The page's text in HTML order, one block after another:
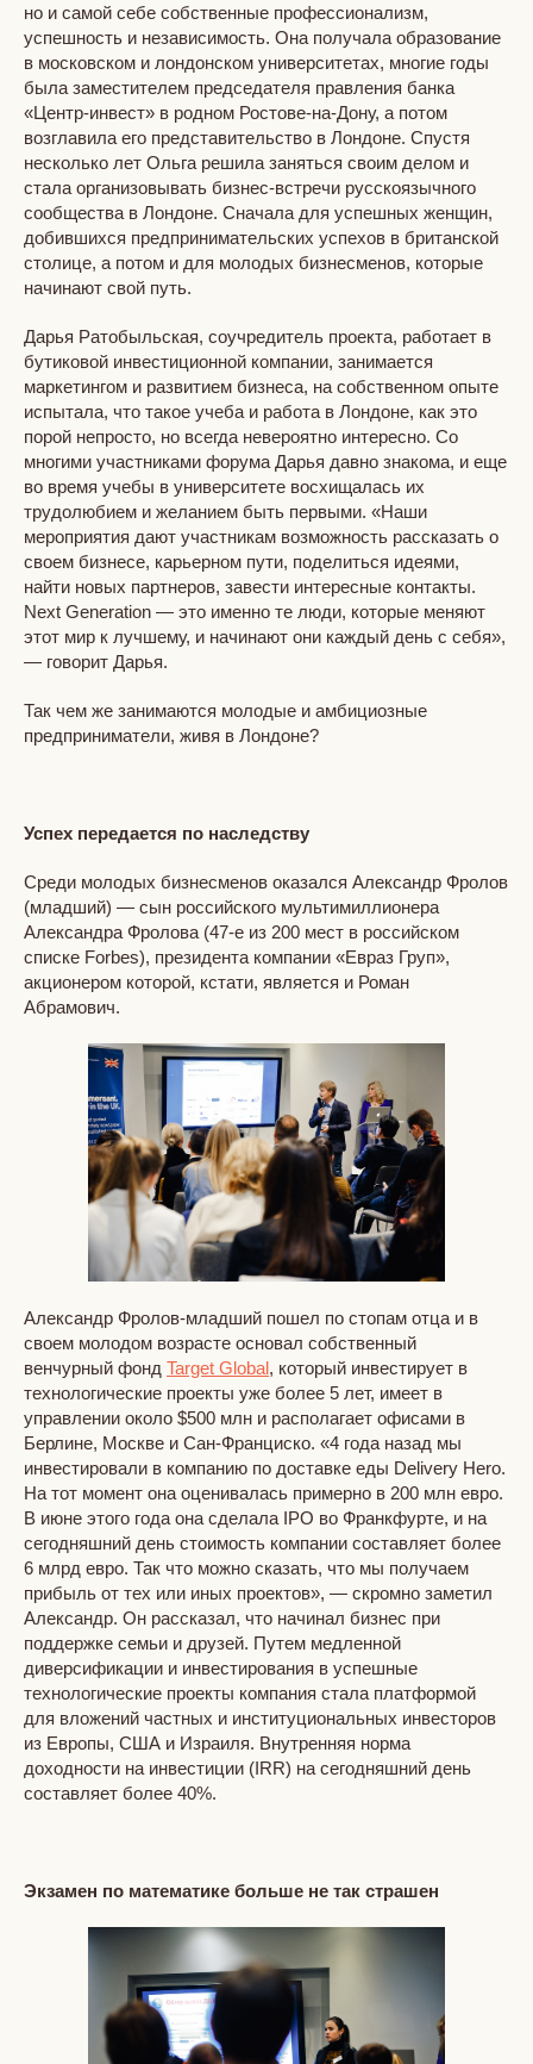
но и самой себе собственные профессионализм,
успешность и независимость. Она получала образование
в московском и лондонском университетах, многие годы
была заместителем председателя правления банка
«Центр-инвест» в родном Ростове-на-Дону, а потом
возглавила его представительство в Лондоне. Спустя
несколько лет Ольга решила заняться своим делом и
стала организовывать бизнес-встречи русскоязычного
сообщества в Лондоне. Сначала для успешных женщин,
добившихся предпринимательских успехов в британской
столице, а потом и для молодых бизнесменов, которые
начинают свой путь.
Дарья Ратобыльская, соучредитель проекта, работает в
бутиковой инвестиционной компании, занимается
маркетингом и развитием бизнеса, на собственном опыте
испытала, что такое учеба и работа в Лондоне, как это
порой непросто, но всегда невероятно интересно. Со
многими участниками форума Дарья давно знакома, и еще
во время учебы в университете восхищалась их
трудолюбием и желанием быть первыми. «Наши
мероприятия дают участникам возможность рассказать о
своем бизнесе, карьерном пути, поделиться идеями,
найти новых партнеров, завести интересные контакты.
Next Generation — это именно те люди, которые меняют
этот мир к лучшему, и начинают они каждый день с себя»,
— говорит Дарья.
Так чем же занимаются молодые и амбициозные
предприниматели, живя в Лондоне?
Успех передается по наследству
Среди молодых бизнесменов оказался Александр Фролов
(младший) — сын российского мультимиллионера
Александра Фролова (47-е из 200 мест в российском
списке Forbes), президента компании «Евраз Груп»,
акционером которой, кстати, является и Роман
Абрамович.
Александр Фролов-младший пошел по стопам отца и в
своем молодом возрасте основал собственный
венчурный фонд Target Global, который инвестирует в
технологические проекты уже более 5 лет, имеет в
управлении около $500 млн и располагает офисами в
Берлине, Москве и Сан-Франциско. «4 года назад мы
инвестировали в компанию по доставке еды Delivery Hero.
На тот момент она оценивалась примерно в 200 млн евро.
В июне этого года она сделала IPO во Франкфурте, и на
сегодняшний день стоимость компании составляет более
6 млрд евро. Так что можно сказать, что мы получаем
прибыль от тех или иных проектов», — скромно заметил
Александр. Он рассказал, что начинал бизнес при
поддержке семьи и друзей. Путем медленной
диверсификации и инвестирования в успешные
технологические проекты компания стала платформой
для вложений частных и институциональных инвесторов
из Европы, США и Израиля. Внутренняя норма
доходности на инвестиции (IRR) на сегодняшний день
составляет более 40%.
Экзамен по математике больше не так страшен